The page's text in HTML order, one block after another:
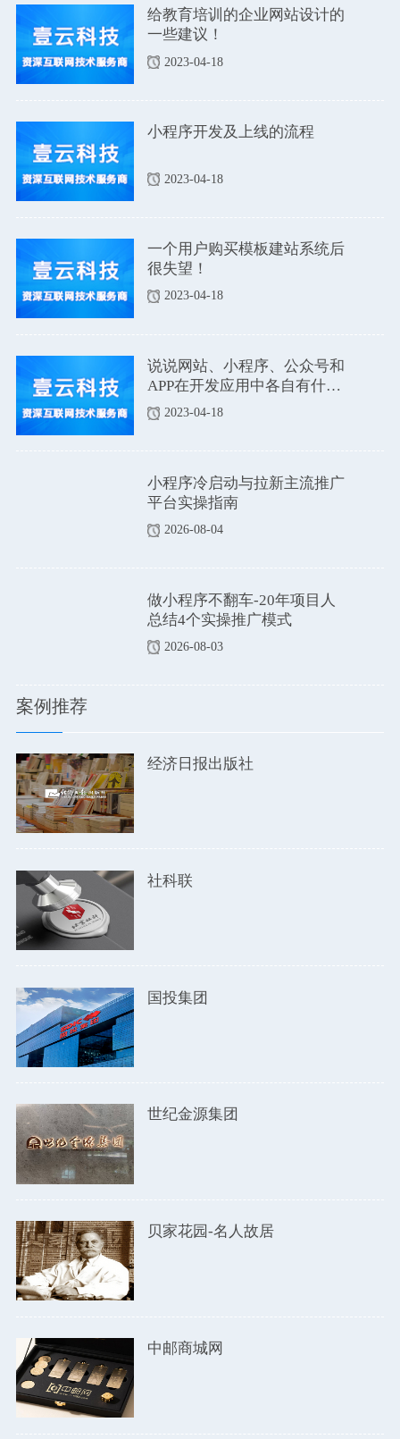
给教育培训的企业网站设计的
一些建议！
2023-04-18
小程序开发及上线的流程
2023-04-18
一个用户购买模板建站系统后
很失望！
2023-04-18
说说网站、小程序、公众号和
APP在开发应用中各自有什么
优点和缺点吗？
2023-04-18
小程序冷启动与拉新主流推广
平台实操指南
2026-08-04
做小程序不翻车-20年项目人
总结4个实操推广模式
2026-08-03
案例推荐
经济日报出版社
社科联
国投集团
世纪金源集团
贝家花园-名人故居
中邮商城网